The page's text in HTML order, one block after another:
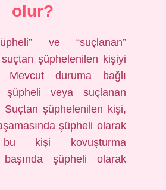
olur?
ve “suçlanan”
şüphelenilen kişiyi
Mevcut duruma bağlı
veya suçlanan
Suçtan şüphelenilen kişi,
şüpheli olarak
bu kişi kovuşturma
başında şüpheli olarak